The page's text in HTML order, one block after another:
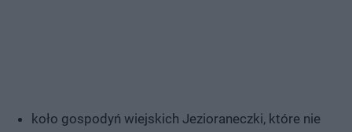
koło gospodyń wiejskich Jezioraneczki, które nie